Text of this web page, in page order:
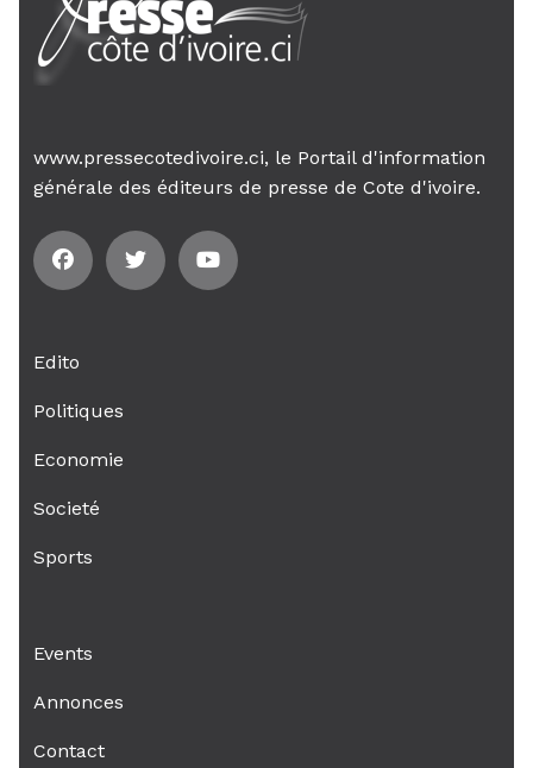
www.pressecotedivoire.ci, le Portail d'information
générale des éditeurs de presse de Cote d'ivoire.
Edito
Politiques
Economie
Societé
Sports
Events
Annonces
Contact